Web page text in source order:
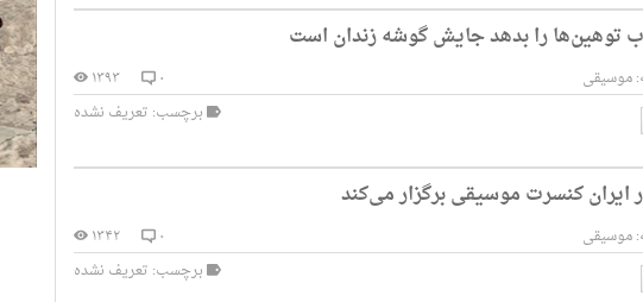
توهین‌ها را بدهد جایش گوشه زندان است
موسیقی ۰ ۱۳۹۳
برچسب: تعریف نشده
ایران کنسرت موسیقی برگزار می‌کند
موسیقی ۰ ۱۳۴۲
برچسب: تعریف نشده